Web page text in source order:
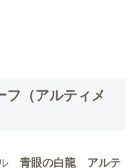
（アルティメ
ル 青眼の白龍 アルテ